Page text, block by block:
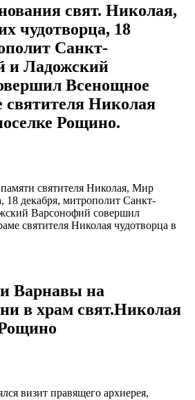
свят. Николая,
чудотворца, 18
Санкт-
и Ладожский
Всенощное
святителя Николая
Рощино.
святителя Николая, Мир
18 декабря, митрополит Санкт-
Варсонофий совершил
святителя Николая чудотворца в
Варнавы на
в храм свят.Николая
визит правящего архиерея,